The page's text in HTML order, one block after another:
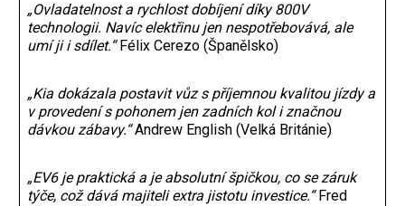
„Ovladatelnost a rychlost dobíjení díky 800V
technologii. Navíc elektřinu jen nespotřebovává, ale
umí ji i sdílet.“Félix Cerezo (Španělsko)
„Kia dokázala postavit vůz s příjemnou kvalitou jízdy a
v provedení s pohonem jen zadních kol i značnou
dávkou zábavy.“Andrew English (Velká Británie)
„EV6 je praktická a je absolutní špičkou, co se záruk
týče, což dává majiteli extra jistotu investice.“Fred